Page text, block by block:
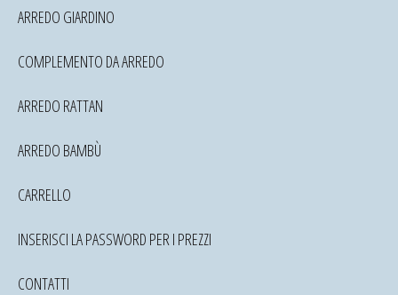
ARREDO GIARDINO
COMPLEMENTO DA ARREDO
ARREDO RATTAN
ARREDO BAMBÙ
CARRELLO
INSERISCI LA PASSWORD PER I PREZZI
CONTATTI